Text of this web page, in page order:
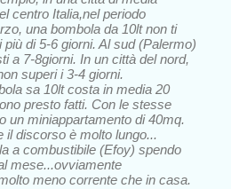
centro Italia,nel periodo
una bombola da 10lt non ti
più di 5-6 giorni. Al sud (Palermo)
a 7-8giorni. In un città del nord,
superi i 3-4 giorni.
sa 10lt costa in media 20
presto fatti. Con le stesse
un miniappartamento di 40mq.
il discorso è molto lungo...
a combustibile (Efoy) spendo
mese...ovviamente
meno corrente che in casa.